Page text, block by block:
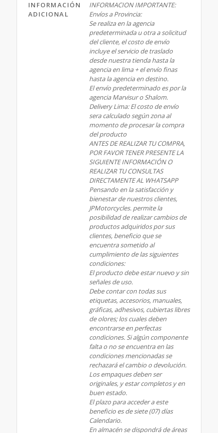
INFORMACIÓN
ADICIONAL
INFORMACION IMPORTANTE:
Envíos a Provincia:
Se realiza en la agencia
predeterminada u otra a solicitud
del cliente, el costo de envío
incluye el servicio de traslado
desde nuestra tienda hasta la
agencia en lima + el envío finas
hasta la agencia en destino.
El envío predeterminado es por la
agencia Marvisur o Shalom.
Delivery Lima: El costo de envío
sera calculado según zona al
momento de procesar la compra
del producto
ANTES DE REALIZAR TU COMPRA,
POR FAVOR TENER PRESENTE LA
SIGUIENTE INFORMACIÓN O
REALIZAR TU CONSULTAS
DIRECTAMENTE AL WHATSAPP
Pensando en la satisfacción y
bienestar de nuestros clientes,
JPMotorcycles. permite la
posibilidad de realizar cambios de
productos adquiridos por sus
clientes, beneficio que se
encuentra sometido al
cumplimiento de las siguientes
condiciones:
El producto debe estar nuevo y sin
señales de uso.
Debe contar con todas sus
etiquetas, accesorios, manuales,
gráficas, adhesivos, cubiertas libres
de olores; los cuales deben
encontrarse en perfectas
condiciones. Si algún componente
falta o no se encuentra en las
condiciones mencionadas se
rechazará el cambio o devolución.
Los empaques deben ser
originales, y estar completos y en
buen estado.
El plazo para acceder a este
beneficio es de siete (07) días
Calendario.
En almacén se dispondrá de áreas